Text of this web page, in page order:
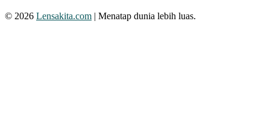
© 2026 Lensakita.com | Menatap dunia lebih luas.